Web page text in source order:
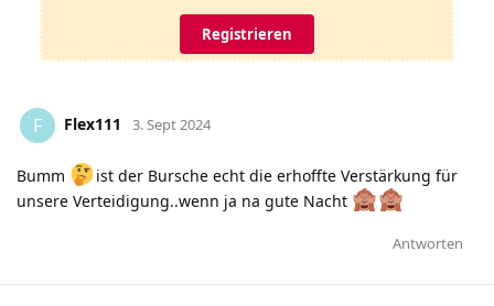
Registrieren
F Flex111 3. Sept 2024
Bumm
ist der Bursche echt die erhoffte Verstärkung für
unsere Verteidigung..wenn ja na gute Nacht
Antworten